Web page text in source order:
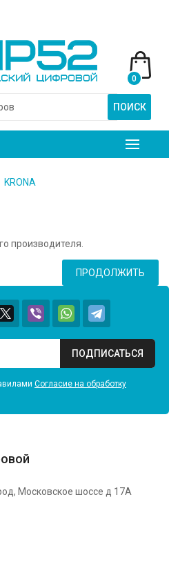
ПОИСК
0
KRONA
производителя.
ПРОДОЛЖИТЬ
ПОДПИСАТЬСЯ
Согласие на обработку
Московское шоссе д 17А